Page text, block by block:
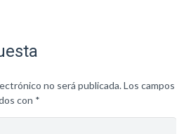
no será publicada.Los campos
con *